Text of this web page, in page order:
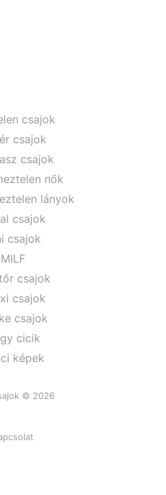
csajok
csajok
csajok
nők
lányok
csajok
csajok
MILF
csajok
csajok
csajok
cicik
képek
© 2026